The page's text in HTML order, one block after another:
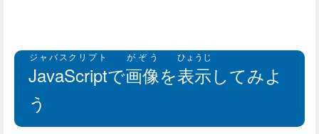
JavaScript
ジャバスクリプト
で画像
がぞう
を表示
ひょうじ
してみよ
う